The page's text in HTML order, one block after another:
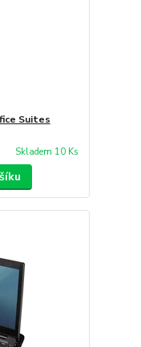
Suites
Skladem 10 Ks